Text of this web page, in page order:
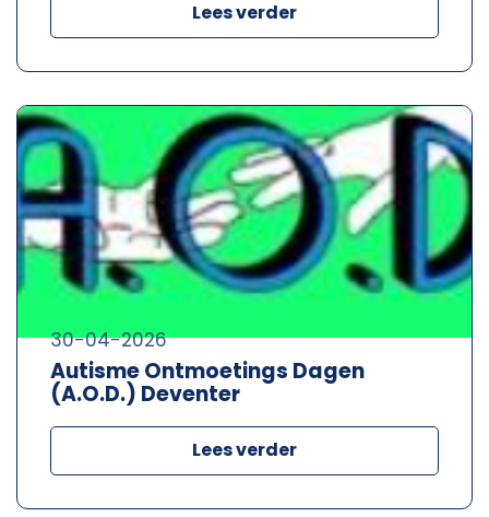
Lees verder
Autisme Ontmoetings Dagen
(A.O.D.) Deventer
30-04-2026
Lees verder